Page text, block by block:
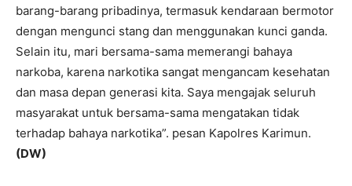
barang-barang pribadinya, termasuk kendaraan bermotor
dengan mengunci stang dan menggunakan kunci ganda.
Selain itu, mari bersama-sama memerangi bahaya
narkoba, karena narkotika sangat mengancam kesehatan
dan masa depan generasi kita. Saya mengajak seluruh
masyarakat untuk bersama-sama mengatakan tidak
terhadap bahaya narkotika”. pesan Kapolres Karimun.
(DW)